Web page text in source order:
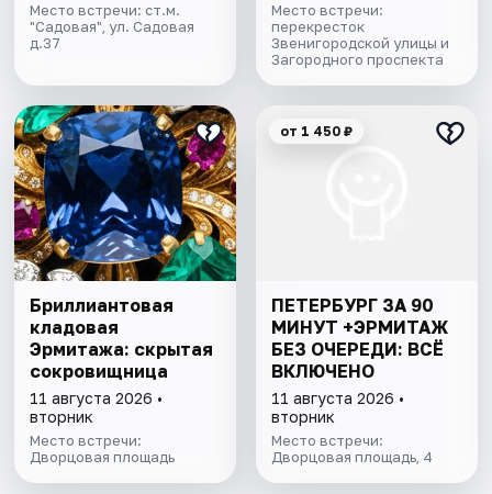
Место встречи: ст.м.
"Садовая", ул. Садовая
д.37
Место встречи:
перекресток
Звенигородской улицы и
Загородного проспекта
Бриллиантовая
кладовая
Эрмитажа: скрытая
сокровищница
11 августа 2026 •
вторник
Место встречи:
Дворцовая площадь
от 1 450 ₽
ПЕТЕРБУРГ ЗА 90
МИНУТ +ЭРМИТАЖ
БЕЗ ОЧЕРЕДИ: ВСЁ
ВКЛЮЧЕНО
11 августа 2026 •
вторник
Место встречи:
Дворцовая площадь, 4